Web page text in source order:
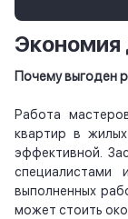
Экономия
Почему выгоден
Работа
квартир в жилых
эффективной.
специалистами
выполненных
может стоить